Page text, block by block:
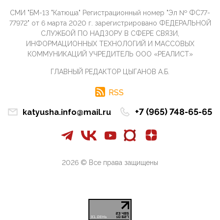
09:40, 10 Апреля 2026
Честно говоря, ситуация с продвижением через
российские крупнейшие СМИ персоны Эррола
Маска (отца Ил...
07:11, 10 Апреля 2026
инокультурных мигрантов, в общем-то понимают,
Благодаря знакомым, стали известны подробности
истории с белгородскими "Орланами",которые
09:01, 09 Апреля 2026
Противник расшир...
заботливо уточниили, что ИНН при переводах по
СМИ "БМ-13 "Катюша" Регистрационный номер "Эл № ФС77-
77972" от 6 марта 2020 г. зарегистрировано ФЕДЕРАЛЬНОЙ
СЛУЖБОЙ ПО НАДЗОРУ В СФЕРЕ СВЯЗИ,
ИНФОРМАЦИОННЫХ ТЕХНОЛОГИЙ И МАССОВЫХ
КОММУНИКАЦИЙ УЧРЕДИТЕЛЬ ООО «РЕАЛИСТ»
ГЛАВНЫЙ РЕДАКТОР ЦЫГАНОВ А.Б.
RSS
katyusha.info@mail.ru +7 (965) 748-65-65
2026 © Все права защищены